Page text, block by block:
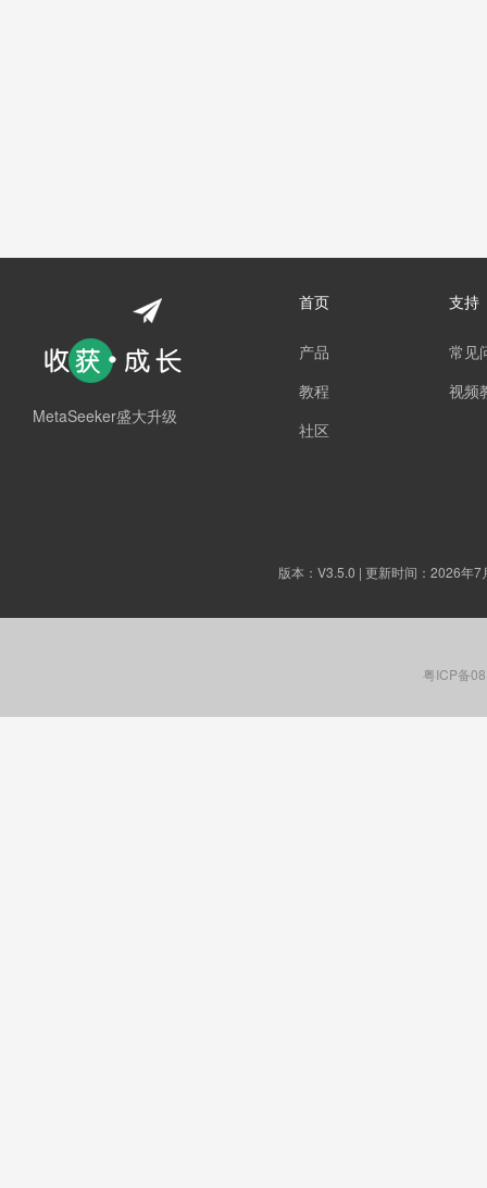
MetaSeeker盛大升级
首页
产品
教程
社区
支持
常见
视频
版本： V3.5.0 | 更新时间：2026年
粤ICP备